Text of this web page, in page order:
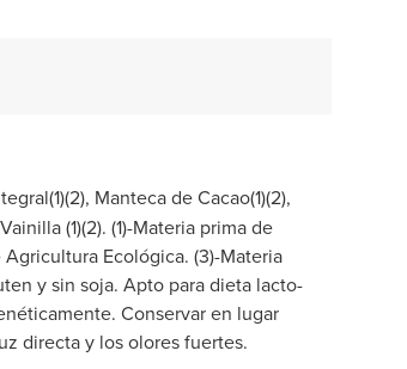
Manteca de Cacao(1)(2),
(1)(2). (1)-Materia prima de
Ecológica. (3)-Materia
y sin soja. Apto para dieta lacto-
Conservar en lugar
directa y los olores fuertes.